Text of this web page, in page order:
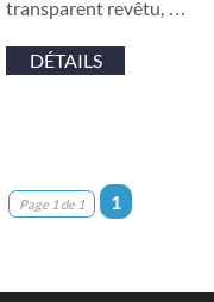
transparent revêtu, …
DÉTAILS
Page 1 de 1 1